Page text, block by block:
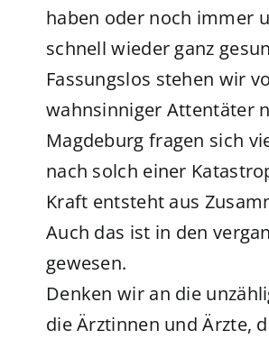
haben oder noch immer
schnell wieder ganz
Fassungslos stehen wir
wahnsinniger Attentäter
Magdeburg fragen sich
nach solch einer
Kraft entsteht aus
Auch das ist in den
gewesen.
Denken wir an die
die Ärztinnen und Ärzte,